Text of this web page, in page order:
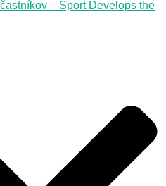
– Sport Develops the